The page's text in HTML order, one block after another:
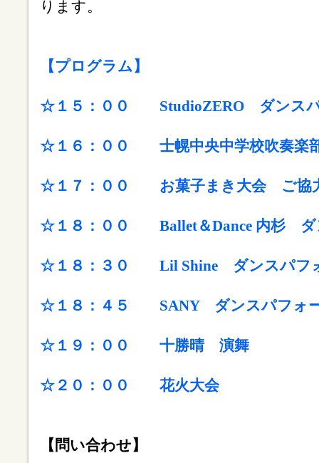
ります。
【プログラム】
☆１５：００ StudioZERO ダンス
☆１６：００ 士幌中央中学校吹奏楽
☆１７：００ お菓子まき大会 ご協
☆１８：００ Ballet＆Dance 内杉
☆１８：３０ Lil Shine ダンスパフ
☆１８：４５ SANY ダンスパフォ
☆１９：００ 十勝晴 演舞
☆２０：００ 花火大会
【問い合わせ】